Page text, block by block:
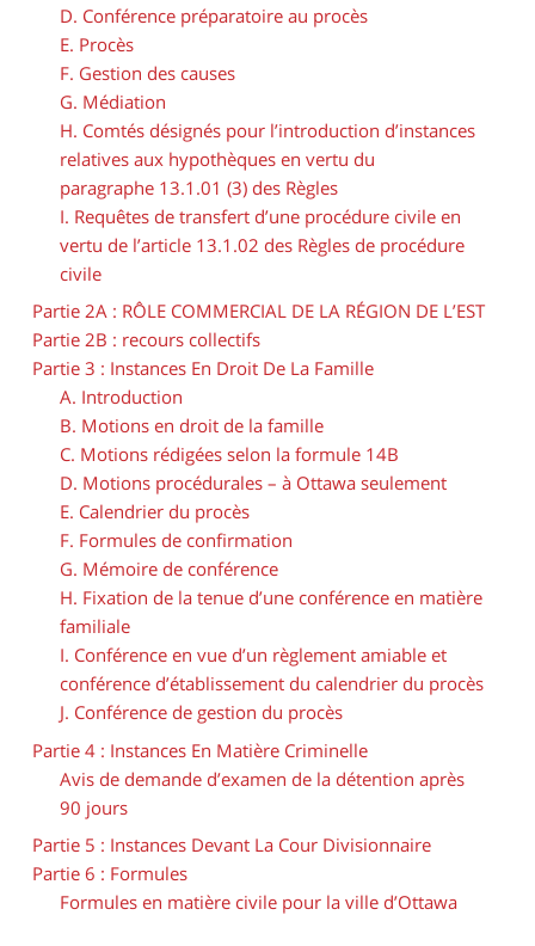
D. Conférence préparatoire au procès
E. Procès
F. Gestion des causes
G. Médiation
H. Comtés désignés pour l’introduction d’instances
relatives aux hypothèques en vertu du
paragraphe 13.1.01 (3) des Règles
I. Requêtes de transfert d’une procédure civile en
vertu de l’article 13.1.02 des Règles de procédure
civile
Partie 2A : RÔLE COMMERCIAL DE LA RÉGION DE L’EST
Partie 2B : recours collectifs
Partie 3 : Instances En Droit De La Famille
A. Introduction
B. Motions en droit de la famille
C. Motions rédigées selon la formule 14B
D. Motions procédurales – à Ottawa seulement
E. Calendrier du procès
F. Formules de confirmation
G. Mémoire de conférence
H. Fixation de la tenue d’une conférence en matière
familiale
I. Conférence en vue d’un règlement amiable et
conférence d’établissement du calendrier du procès
J. Conférence de gestion du procès
Partie 4 : Instances En Matière Criminelle
Avis de demande d’examen de la détention après
90 jours
Partie 5 : Instances Devant La Cour Divisionnaire
Partie 6 : Formules
Formules en matière civile pour la ville d’Ottawa